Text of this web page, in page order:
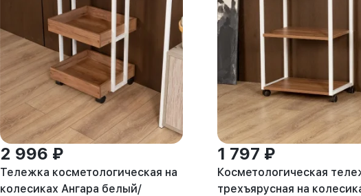
2 996 ₽
Тележка косметологическая на
колесиках Ангара белый/
1 797 ₽
Косметологическая
трехъярусная на